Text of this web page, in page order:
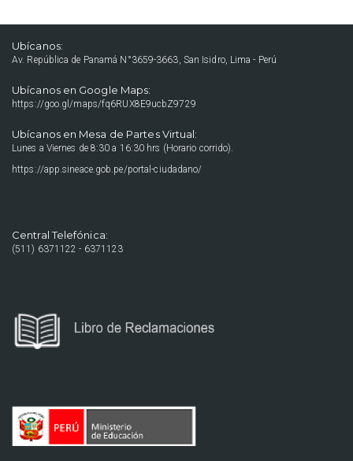
Ubícanos:
Av. República de Panamá N°3659-3663, San Isidro, Lima - Perú
Ubícanos en Google Maps:
https://goo.gl/maps/fq6RUX8E9ucbZ9729
Ubícanos en Mesa de Partes Virtual:
Lunes a Viernes de 8:30 a 16:30 hrs (Horario corrido).
https://app.sineace.gob.pe/portal-ciudadano/
Central Telefónica:
(511) 6371122 - 6371123